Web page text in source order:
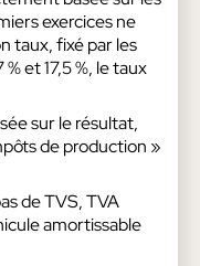
exercices ne
taux, fixé par les
et 17,5 %, le taux
sur le résultat,
de production »
de TVS, TVA
amortissable